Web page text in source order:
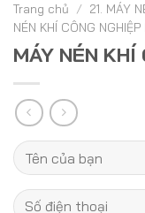
Trang chủ / 21. MÁY
NÉN KHÍ CÔNG NGHIỆP
MÁY NÉN